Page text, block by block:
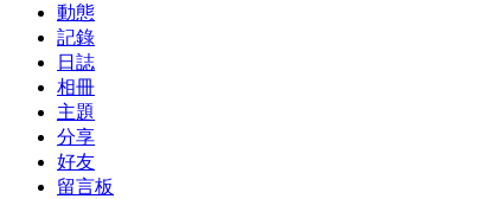
動態
記錄
日誌
相冊
主題
分享
好友
留言板